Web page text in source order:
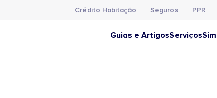
Crédito Habitação Seguros PPR
Guias e ArtigosServiços